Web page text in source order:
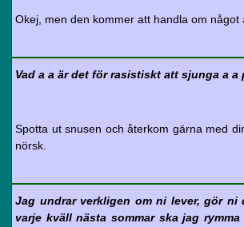
Okej, men den kommer att handla om något
Vad a a är det för rasistiskt att sjunga a a
Spotta ut snusen och återkom gärna med
nörsk.
Jag undrar verkligen om ni lever, gör ni
varje kväll nästa sommar ska jag